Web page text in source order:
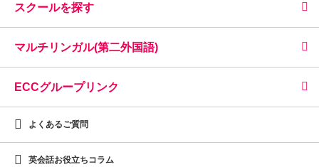
スクールを探す
マルチリンガル(第二外国語)
ECCグループリンク
よくあるご質問
英会話お役立ちコラム